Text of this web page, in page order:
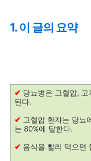
1. 이 글의 요약
✔ 당뇨병은 고혈압,
된다.
✔ 고혈압 환자는 당뇨
는 80%에 달한다.
✔ 음식을 빨리 먹으면